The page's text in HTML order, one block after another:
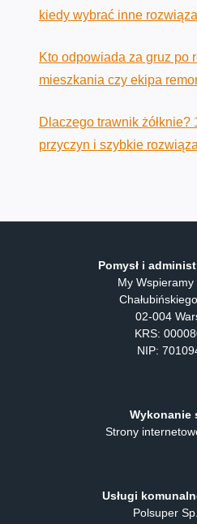
kiedy wybrać inne
Kto odpowiada za gruz po
mieszkania czy ekipa
Dlaczego trawnik żółknie?
przyczyn i szybkie
Pomysł i
My Wspieramy
02-004
KRS:
NIP:
Wykonanie
Strony
Usługi
Polsuper